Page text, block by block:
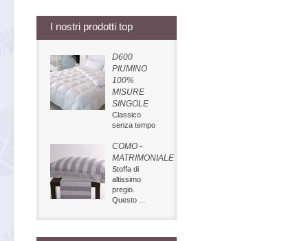
I nostri prodotti top
D600
PIUMINO
100%
MISURE
SINGOLE
Classico
senza tempo
COMO -
MATRIMONIALE
Stoffa di
altissimo
pregio.
Questo ...